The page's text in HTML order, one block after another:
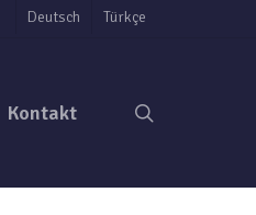
Deutsch Türkçe
Kontakt